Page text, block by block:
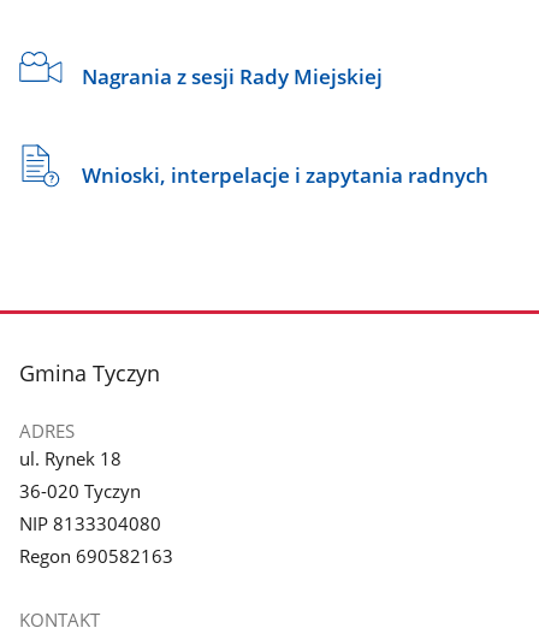
Nagrania z sesji Rady Miejskiej
Wnioski, interpelacje i zapytania radnych
stopka
Gmina Tyczyn
ADRES
ul. Rynek 18
36-020 Tyczyn
NIP 8133304080
Regon 690582163
KONTAKT